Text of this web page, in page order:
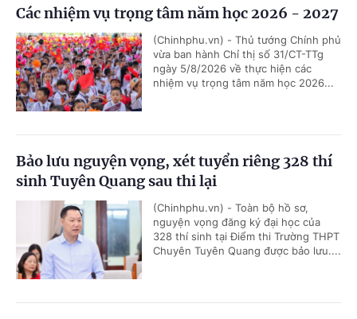
Các nhiệm vụ trọng tâm năm học 2026 - 2027
(Chinhphu.vn) - Thủ tướng Chính phủ
vừa ban hành Chỉ thị số 31/CT-TTg
ngày 5/8/2026 về thực hiện các
nhiệm vụ trọng tâm năm học 2026...
Bảo lưu nguyện vọng, xét tuyển riêng 328 thí
sinh Tuyên Quang sau thi lại
(Chinhphu.vn) - Toàn bộ hồ sơ,
nguyện vọng đăng ký đại học của
328 thí sinh tại Điểm thi Trường THPT
Chuyên Tuyên Quang được bảo lưu....